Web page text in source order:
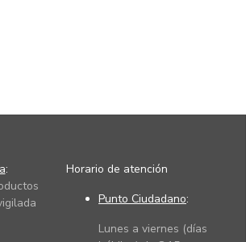
:
Horario de atención
Punto Ciudadano:
Lunes a viernes (días